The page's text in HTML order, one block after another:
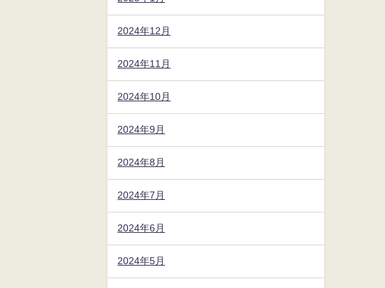
2024年12月
2024年11月
2024年10月
2024年9月
2024年8月
2024年7月
2024年6月
2024年5月